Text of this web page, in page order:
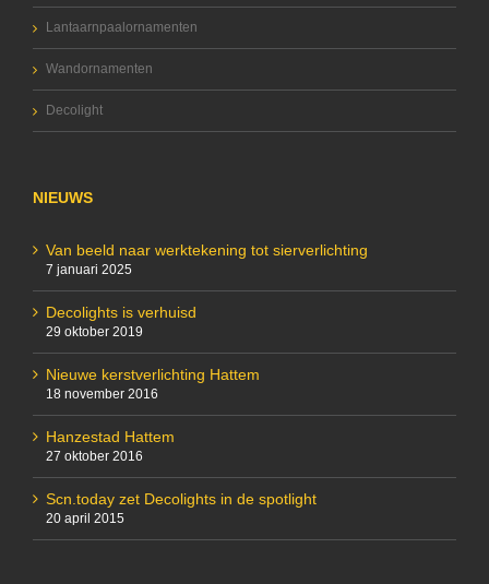
Lantaarnpaalornamenten
Wandornamenten
Decolight
NIEUWS
Van beeld naar werktekening tot sierverlichting
7 januari 2025
Decolights is verhuisd
29 oktober 2019
Nieuwe kerstverlichting Hattem
18 november 2016
Hanzestad Hattem
27 oktober 2016
Scn.today zet Decolights in de spotlight
20 april 2015